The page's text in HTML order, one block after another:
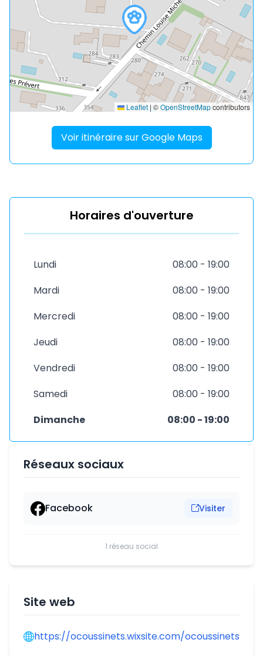
Leaflet | ©OpenStreetMapcontributors
Voir itinéraire sur Google Maps
Horaires d'ouverture
Lundi
08:00 - 19:00
Mardi
08:00 - 19:00
Mercredi
08:00 - 19:00
Jeudi
08:00 - 19:00
Vendredi
08:00 - 19:00
Samedi
08:00 - 19:00
Dimanche
08:00 - 19:00
Réseaux sociaux
Facebook Visiter
1 réseau social
Site web
https://ocoussinets.wixsite.com/ocoussinets